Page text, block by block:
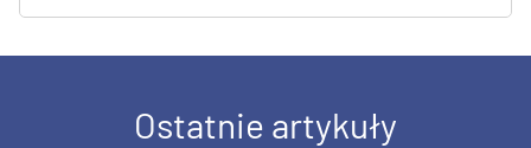
Ostatnie artykuły